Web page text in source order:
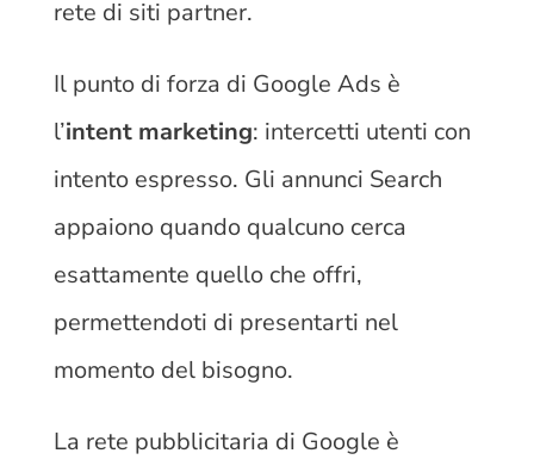
rete di siti partner.
Il punto di forza di Google Ads è
l’intent marketing: intercetti utenti con
intento espresso. Gli annunci Search
appaiono quando qualcuno cerca
esattamente quello che offri,
permettendoti di presentarti nel
momento del bisogno.
La rete pubblicitaria di Google è